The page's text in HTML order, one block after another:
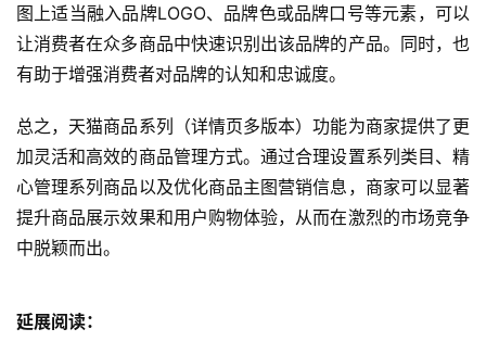
图上适当融入品牌LOGO、品牌色或品牌口号等元素，可以
让消费者在众多商品中快速识别出该品牌的产品。同时，也
有助于增强消费者对品牌的认知和忠诚度。
总之，天猫商品系列（详情页多版本）功能为商家提供了更
加灵活和高效的商品管理方式。通过合理设置系列类目、精
心管理系列商品以及优化商品主图营销信息，商家可以显著
提升商品展示效果和用户购物体验，从而在激烈的市场竞争
中脱颖而出。
延展阅读：